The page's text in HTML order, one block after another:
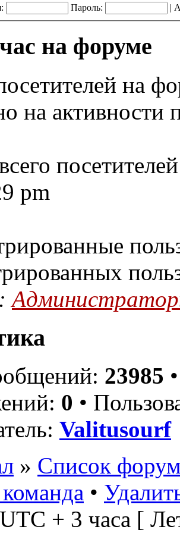
Пароль: |
на форуме
на
на активности
pm
23985
0 •
Valitusourf
» Список
•
+ 3 часа [